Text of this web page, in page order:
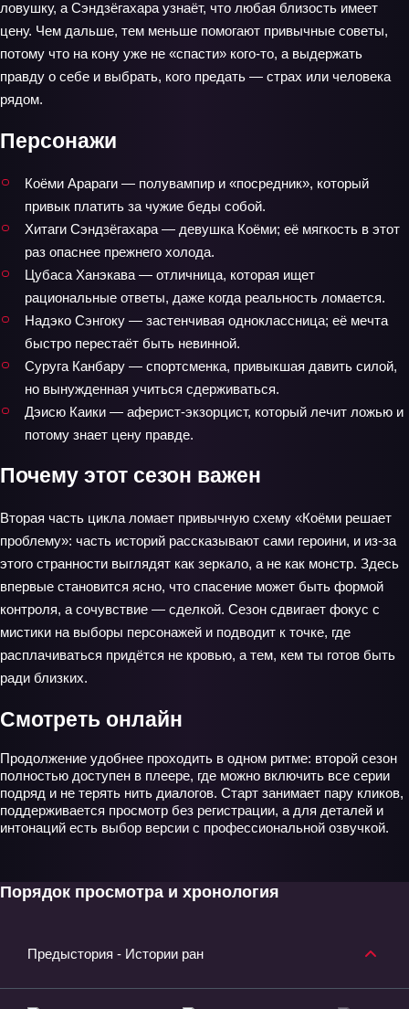
ловушку, а Сэндзёгахара узнаёт, что любая близость имеет
цену. Чем дальше, тем меньше помогают привычные советы,
потому что на кону уже не «спасти» кого‑то, а выдержать
правду о себе и выбрать, кого предать — страх или человека
рядом.
Персонажи
Коёми Арараги — полувампир и «посредник», который
привык платить за чужие беды собой.
Хитаги Сэндзёгахара — девушка Коёми; её мягкость в этот
раз опаснее прежнего холода.
Цубаса Ханэкава — отличница, которая ищет
рациональные ответы, даже когда реальность ломается.
Надэко Сэнгоку — застенчивая одноклассница; её мечта
быстро перестаёт быть невинной.
Суруга Канбару — спортсменка, привыкшая давить силой,
но вынужденная учиться сдерживаться.
Дэисю Каики — аферист‑экзорцист, который лечит ложью и
потому знает цену правде.
Почему этот сезон важен
Вторая часть цикла ломает привычную схему «Коёми решает
проблему»: часть историй рассказывают сами героини, и из‑за
этого странности выглядят как зеркало, а не как монстр. Здесь
впервые становится ясно, что спасение может быть формой
контроля, а сочувствие — сделкой. Сезон сдвигает фокус с
мистики на выборы персонажей и подводит к точке, где
расплачиваться придётся не кровью, а тем, кем ты готов быть
ради близких.
Смотреть онлайн
Продолжение удобнее проходить в одном ритме: второй сезон
полностью доступен в плеере, где можно включить все серии
подряд и не терять нить диалогов. Старт занимает пару кликов,
поддерживается просмотр без регистрации, а для деталей и
интонаций есть выбор версии с профессиональной озвучкой.
Порядок просмотра и хронология
Предыстория - Истории ран